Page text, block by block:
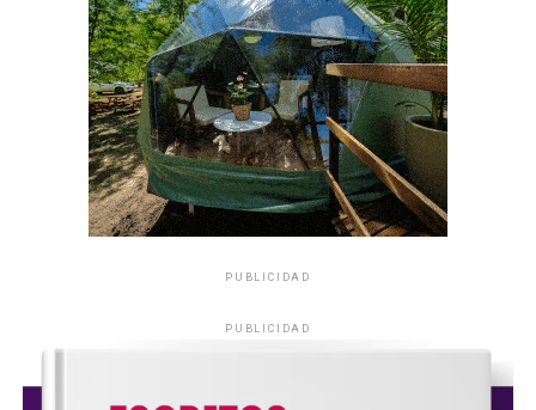
PUBLICIDAD
PUBLICIDAD